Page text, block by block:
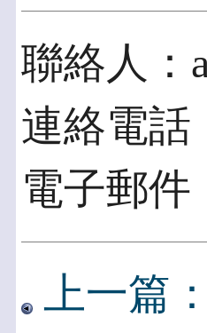
聯絡人：
連絡電話
電子郵件
上一篇